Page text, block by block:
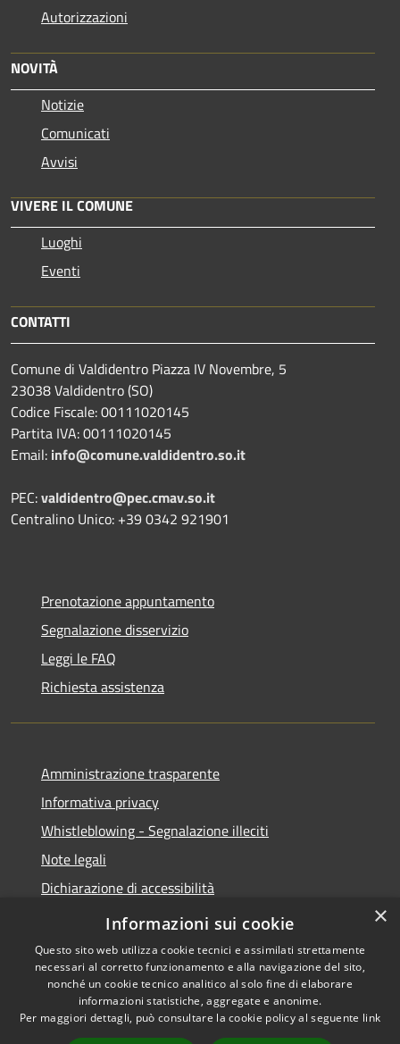
Autorizzazioni
NOVITÀ
Notizie
Comunicati
Avvisi
VIVERE IL COMUNE
Luoghi
Eventi
CONTATTI
Comune di Valdidentro Piazza IV Novembre, 5
23038 Valdidentro (SO)
Codice Fiscale: 00111020145
Partita IVA: 00111020145
Email: info@comune.valdidentro.so.it
PEC:valdidentro@pec.cmav.so.it
Centralino Unico: +39 0342 921901
Prenotazione appuntamento
Segnalazione disservizio
Leggi le FAQ
Richiesta assistenza
Amministrazione trasparente
Informativa privacy
Whistleblowing - Segnalazione illeciti
Note legali
Dichiarazione di accessibilità
Segnalazione di inaccessibilità
Accessibilità
Copyright © 2026 • Comune di
Valdidentro • Powered by
×
Informazioni sui cookie
Questo sito web utilizza cookie tecnici e assimilati strettamente
necessari al corretto funzionamento e alla navigazione del sito,
nonché un cookie tecnico analitico al solo fine di elaborare
informazioni statistiche, aggregate e anonime.
Per maggiori dettagli, può consultare la cookie policy al seguente link